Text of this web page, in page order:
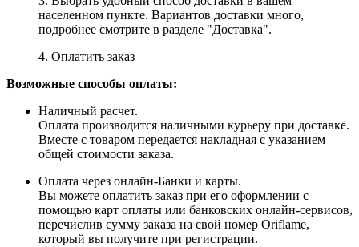
населенном пункте. Вариантов доставки много,
подробнее смотрите в разделе "Доставка".
4. Оплатить заказ
Возможные способы оплаты:
Наличный расчет.
Оплата производится наличными курьеру при доставке.
Вместе с товаром передается накладная с указанием
общей стоимости заказа.
Оплата через онлайн-Банки и карты.
Вы можете оплатить заказ при его оформлении с
помощью карт оплаты или банковских онлайн-сервисов,
перечислив сумму заказа на свой номер Oriflame,
который вы получите при регистрации.